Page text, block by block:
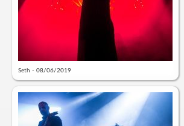
Seth - 08/06/2019